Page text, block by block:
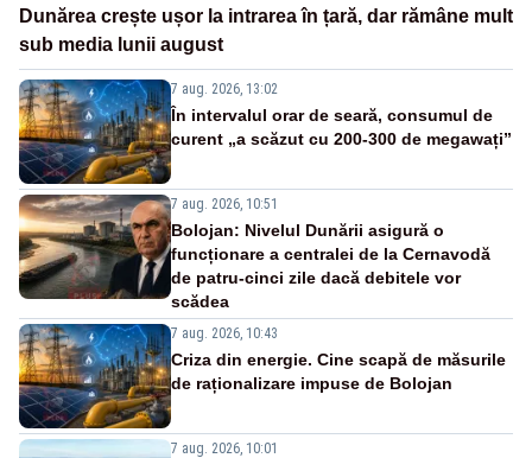
Dunărea crește ușor la intrarea în țară, dar rămâne mult
sub media lunii august
7 aug. 2026, 13:02
În intervalul orar de seară, consumul de
curent „a scăzut cu 200-300 de megawați”
7 aug. 2026, 10:51
Bolojan: Nivelul Dunării asigură o
funcționare a centralei de la Cernavodă
de patru-cinci zile dacă debitele vor
scădea
7 aug. 2026, 10:43
Criza din energie. Cine scapă de măsurile
de raționalizare impuse de Bolojan
7 aug. 2026, 10:01